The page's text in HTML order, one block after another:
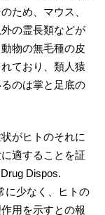
ため、マウス、
の霊長類などが
物の無毛種の皮
ており、類人猿
のは掌と足底の
がヒトのそれに
適することを証
Dispos.
に少なく、ヒトの
用を示すとの報